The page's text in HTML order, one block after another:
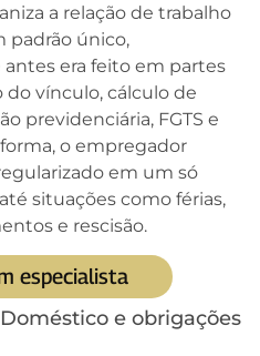
a relação de trabalho
padrão único,
era feito em partes
do vínculo, cálculo de
previdenciária, FGTS e
o empregador
em um só
situações como férias,
e rescisão.
especialista
e obrigações